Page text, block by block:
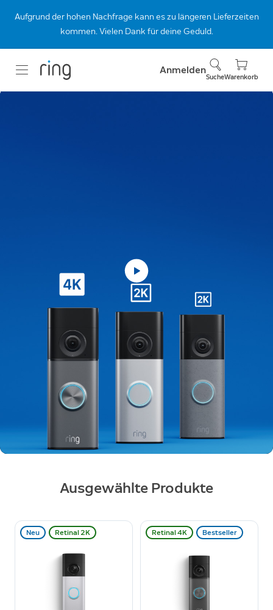
Aufgrund der hohen Nachfrage kann es zu längeren Lieferzeiten
kommen. Vielen Dank für deine Geduld.
Anmelden
SucheWarenkorb
Jetzt kaufen
Ausgewählte Produkte
Neu Retinal 2K Retinal 4K Bestseller